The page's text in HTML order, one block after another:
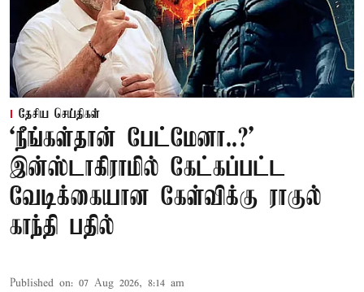
தேசிய செய்திகள்
‘நீங்கள்தான் பேட்மேனா..?’
இன்ஸ்டாகிராமில் கேட்கப்பட்ட
வேடிக்கையான கேள்விக்கு ராகுல்
காந்தி பதில்
Published on: 07 Aug 2026, 8:14 am